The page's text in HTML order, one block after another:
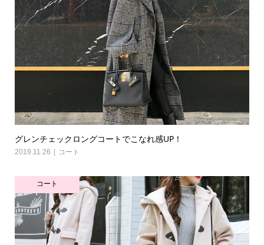
グレンチェックロングコートでこなれ感UP！
2019.11.26 コート
コート